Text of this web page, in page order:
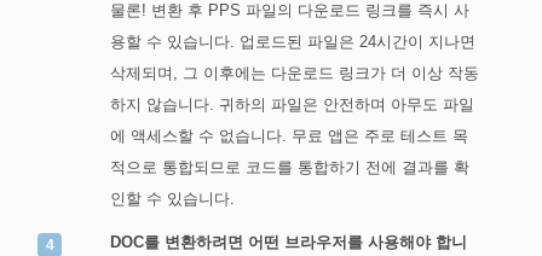
물론! 변환 후 PPS 파일의 다운로드 링크를 즉시 사
용할 수 있습니다. 업로드된 파일은 24시간이 지나면
삭제되며, 그 이후에는 다운로드 링크가 더 이상 작동
하지 않습니다. 귀하의 파일은 안전하며 아무도 파일
에 액세스할 수 없습니다. 무료 앱은 주로 테스트 목
적으로 통합되므로 코드를 통합하기 전에 결과를 확
인할 수 있습니다.
DOC를 변환하려면 어떤 브라우저를 사용해야 합니